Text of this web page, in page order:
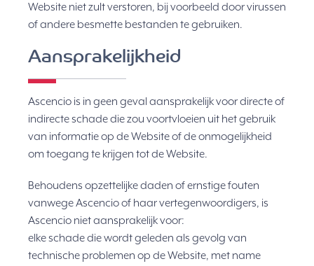
Website niet zult verstoren, bij voorbeeld door virussen
of andere besmette bestanden te gebruiken.
Aansprakelijkheid
Ascencio is in geen geval aansprakelijk voor directe of
indirecte schade die zou voortvloeien uit het gebruik
van informatie op de Website of de onmogelijkheid
om toegang te krijgen tot de Website.
Behoudens opzettelijke daden of ernstige fouten
vanwege Ascencio of haar vertegenwoordigers, is
Ascencio niet aansprakelijk voor:
elke schade die wordt geleden als gevolg van
technische problemen op de Website, met name